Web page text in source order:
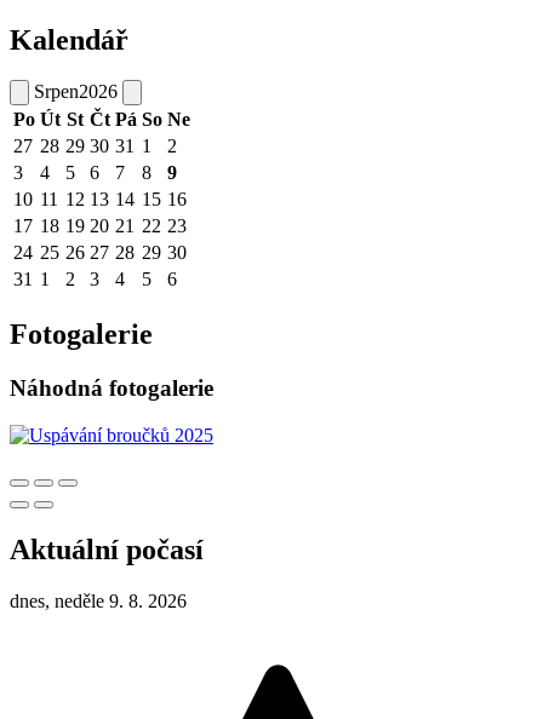
Kalendář
Srpen2026
Po Út St Čt Pá So Ne
27 28 29 30 31 1
2
3
4 5 6 7 8
9
10 11 12 13 14 15 16
17 18 19 20 21 22 23
24 25 26 27 28 29 30
31 1 2 3 4 5 6
Fotogalerie
Náhodná fotogalerie
Aktuální počasí
dnes, neděle 9. 8. 2026